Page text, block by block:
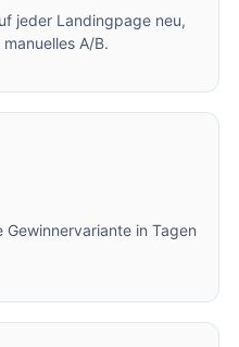
jeder Landingpage neu,
A/B.
in Tagen